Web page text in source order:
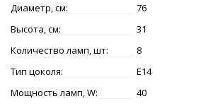
Диаметр, см:
76
Высота, см:
31
Количество ламп, шт:
8
Тип цоколя:
E14
Мощность ламп, W:
40